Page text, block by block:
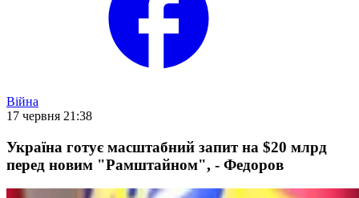
Війна
17 червня 21:38
Україна готує масштабний запит на $20 млрд
перед новим "Рамштайном", - Федоров